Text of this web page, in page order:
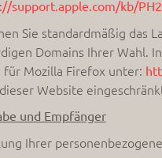
support.apple.com/kb/
Sie standardmäßig das
Domains Ihrer Wahl.
für Mozilla Firefox unter:
Website
und Empfänger
Ihrer